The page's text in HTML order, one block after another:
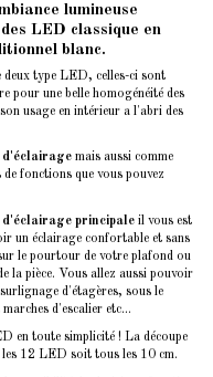
lumineuse
LED classique en
blanc.
deux type LED, celles-ci sont
pour une belle homogénéité des
usage en intérieur a l'abri des
d'éclairage mais aussi comme
fonctions que vous pouvez
d'éclairage principale il vous est
un éclairage confortable et sans
le pourtour de votre plafond ou
la pièce. Vous allez aussi pouvoir
d'étagères, sous le
d'escalier etc...
en toute simplicité ! La découpe
les 12 LED soit tous les 10 cm.